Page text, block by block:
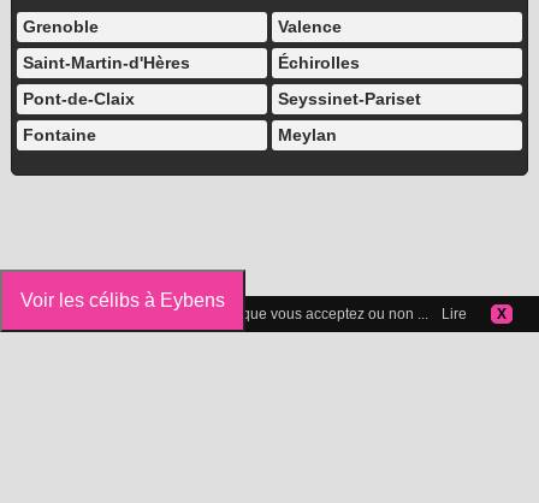
Grenoble
Valence
Saint-Martin-d'Hères
Échirolles
Pont-de-Claix
Seyssinet-Pariset
Fontaine
Meylan
Voir les célibs à Eybens
Vous pouvez gérer les cookies que vous acceptez ou non ... Lire X